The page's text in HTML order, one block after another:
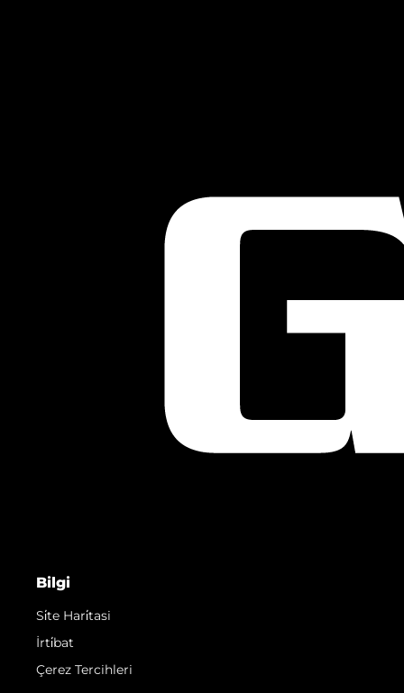
Bilgi
Si̇te Hari̇tasi
İrti̇bat
Çerez Tercihleri